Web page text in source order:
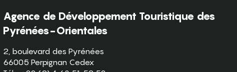
Agence de Développement Touristique des
Pyrénées-Orientales
2, boulevard des Pyrénées
66005 Perpignan Cedex